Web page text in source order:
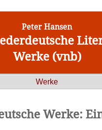
Peter Hansen
Werke (vnb)
Werke
Werke: